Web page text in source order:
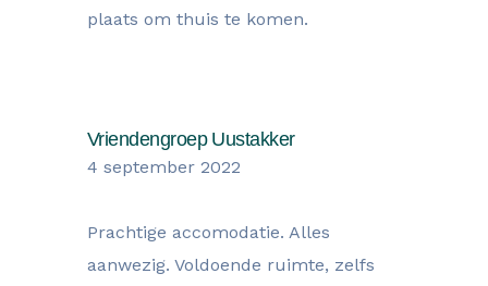
plaats om thuis te komen.
Vriendengroep Uustakker
4 september 2022
Prachtige accomodatie. Alles
aanwezig. Voldoende ruimte, zelfs